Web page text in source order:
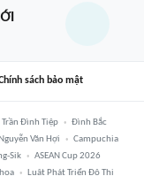
sách bảo mật
Trần Đình Tiệp
Đình Bắc
Văn Hợi
Campuchia
Sik
ASEAN Cup 2026
Luật Phát Triển Đô Thị